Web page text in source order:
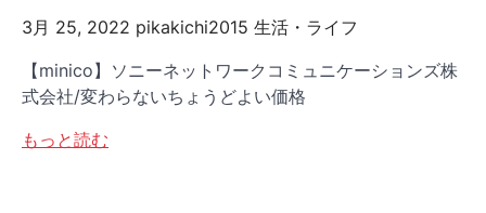
3月 25, 2022 pikakichi2015 生活・ライフ
【minico】ソニーネットワークコミュニケーションズ株
式会社/変わらないちょうどよい価格
もっと読む